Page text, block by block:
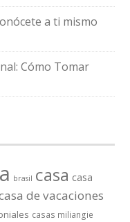
a ti mismo
Cómo Tomar
brasil casa casa
de vacaciones
casas miliangie